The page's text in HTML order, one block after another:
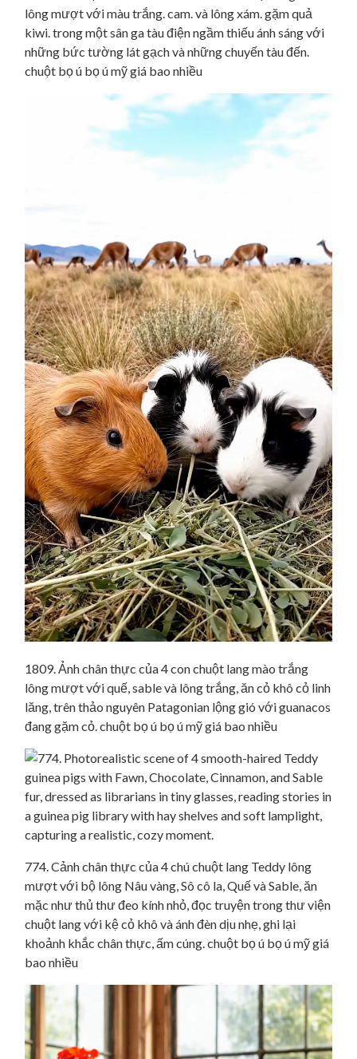
lông mượt với màu trắng. cam. và lông xám. gặm quả
kiwi. trong một sân ga tàu điện ngầm thiếu ánh sáng với
những bức tường lát gạch và những chuyến tàu đến.
chuột bọ ú bọ ú mỹ giá bao nhiều
1809. Ảnh chân thực của 4 con chuột lang mào trắng
lông mượt với quế, sable và lông trắng, ăn cỏ khô cỏ linh
lăng, trên thảo nguyên Patagonian lộng gió với guanacos
đang gặm cỏ. chuột bọ ú bọ ú mỹ giá bao nhiều
774. Cảnh chân thực của 4 chú chuột lang Teddy lông
mượt với bộ lông Nâu vàng, Sô cô la, Quế và Sable, ăn
mặc như thủ thư đeo kính nhỏ, đọc truyện trong thư viện
chuột lang với kệ cỏ khô và ánh đèn dịu nhẹ, ghi lại
khoảnh khắc chân thực, ấm cúng. chuột bọ ú bọ ú mỹ giá
bao nhiều